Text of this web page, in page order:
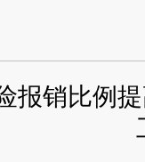
报销比例